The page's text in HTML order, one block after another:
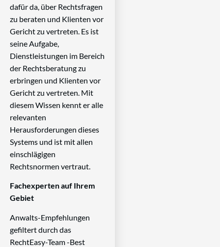
dafür da, über Rechtsfragen
zu beraten und Klienten vor
Gericht zu vertreten. Es ist
seine Aufgabe,
Dienstleistungen im Bereich
der Rechtsberatung zu
erbringen und Klienten vor
Gericht zu vertreten. Mit
diesem Wissen kennt er alle
relevanten
Herausforderungen dieses
Systems und ist mit allen
einschlägigen
Rechtsnormen vertraut.
Fachexperten auf Ihrem
Gebiet
Anwalts-Empfehlungen
gefiltert durch das
RechtEasy-Team -Best